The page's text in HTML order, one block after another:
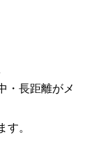
・長距離がメ
す。